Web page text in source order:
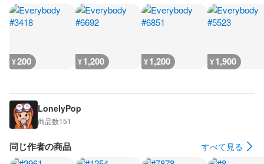
¥200 ¥1,200 ¥1,200 ¥1,900
LonelyPop
商品数151
同じ作者の商品 すべて見る